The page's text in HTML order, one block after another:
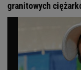
granitowych